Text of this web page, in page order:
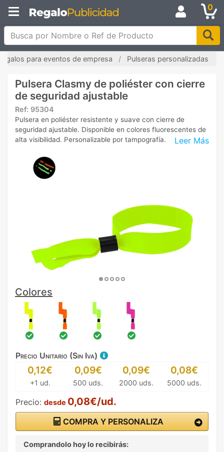
0
Busca por Nombre o Ref de Producto
para eventos de empresa Pulseras personalizadas
Pulsera Clasmy de poliéster con cierre
de seguridad ajustable
Ref: 95304
Leer Más
Pulsera en poliéster resistente y suave con cierre de
seguridad ajustable. Disponible en colores fluorescentes de
alta visibilidad. Personalizable por tampografía.
Colores
Precio Unitario (Sin Iva)
0,12€
+1 ud.
0,09€
500 uds.
0,09€
2000 uds.
0,08€
5000 uds.
Precio: desde 0,08€/ud.
COMPRA Y PERSONALIZA
Comprandolo hoy lo recibirás: